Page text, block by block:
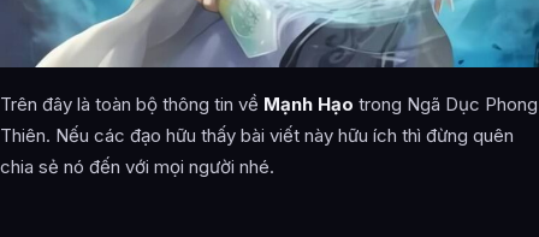
Trên đây là toàn bộ thông tin về Mạnh Hạo trong Ngã Dục Phong
Thiên. Nếu các đạo hữu thấy bài viết này hữu ích thì đừng quên
chia sẻ nó đến với mọi người nhé.